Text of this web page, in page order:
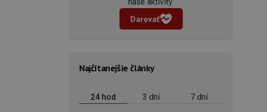
Darovať
Najčítanejšie články
24 hod 3 dni 7 dní